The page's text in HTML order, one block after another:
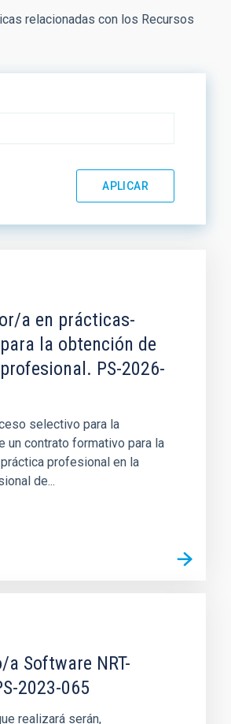
relacionadas con los Recursos
a en prácticas-
la obtención de
PS-2026-
selectivo para la
un contrato formativo para la
profesional en la
de...
a Software NRT-
2023-065
realizará serán,